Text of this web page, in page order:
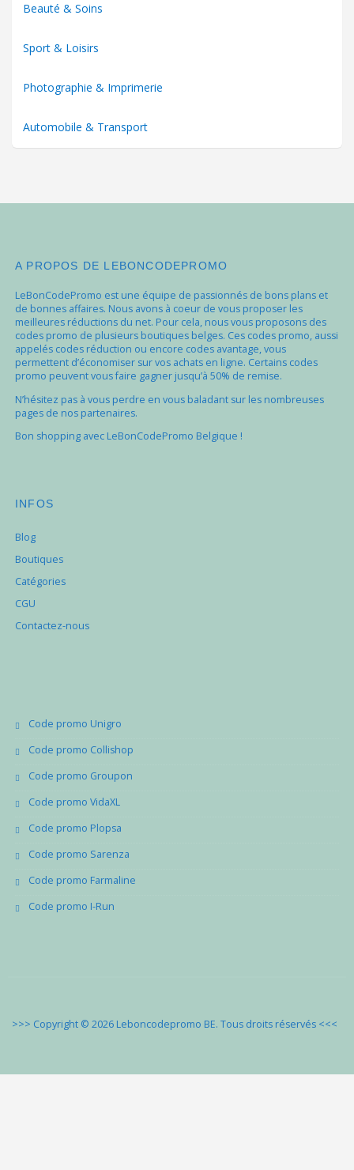
Beauté & Soins
Sport & Loisirs
Photographie & Imprimerie
Automobile & Transport
A PROPOS DE LEBONCODEPROMO
LeBonCodePromo est une équipe de passionnés de bons plans et
de bonnes affaires. Nous avons à coeur de vous proposer les
meilleures réductions du net. Pour cela, nous vous proposons des
codes promo de plusieurs boutiques belges. Ces codes promo, aussi
appelés codes réduction ou encore codes avantage, vous
permettent d’économiser sur vos achats en ligne. Certains codes
promo peuvent vous faire gagner jusqu’à 50% de remise.
N’hésitez pas à vous perdre en vous baladant sur les nombreuses
pages de nos partenaires.
Bon shopping avec LeBonCodePromo Belgique !
INFOS
Blog
Boutiques
Catégories
CGU
Contactez-nous
Code promo Unigro
Code promo Collishop
Code promo Groupon
Code promo VidaXL
Code promo Plopsa
Code promo Sarenza
Code promo Farmaline
Code promo I-Run
>>> Copyright © 2026 Leboncodepromo BE. Tous droits réservés <<<